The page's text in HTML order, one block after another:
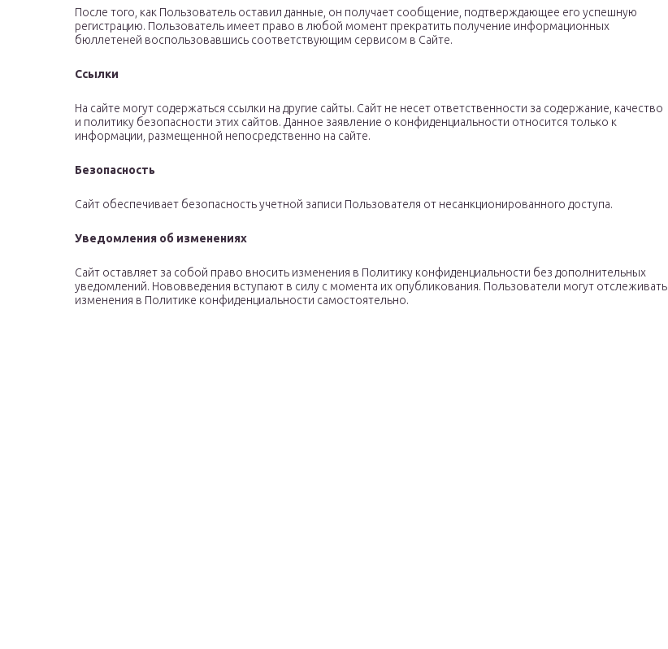
После того, как Пользователь оставил данные, он получает сообщение, подтверждающее его успешную
регистрацию. Пользователь имеет право в любой момент прекратить получение информационных
бюллетеней воспользовавшись соответствующим сервисом в Сайте.
Ссылки
На сайте могут содержаться ссылки на другие сайты. Сайт не несет ответственности за содержание, качество
и политику безопасности этих сайтов. Данное заявление о конфиденциальности относится только к
информации, размещенной непосредственно на сайте.
Безопасность
Сайт обеспечивает безопасность учетной записи Пользователя от несанкционированного доступа.
Уведомления об изменениях
Сайт оставляет за собой право вносить изменения в Политику конфиденциальности без дополнительных
уведомлений. Нововведения вступают в силу с момента их опубликования. Пользователи могут отслеживать
изменения в Политике конфиденциальности самостоятельно.